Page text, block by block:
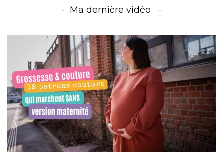
Ma dernière vidéo